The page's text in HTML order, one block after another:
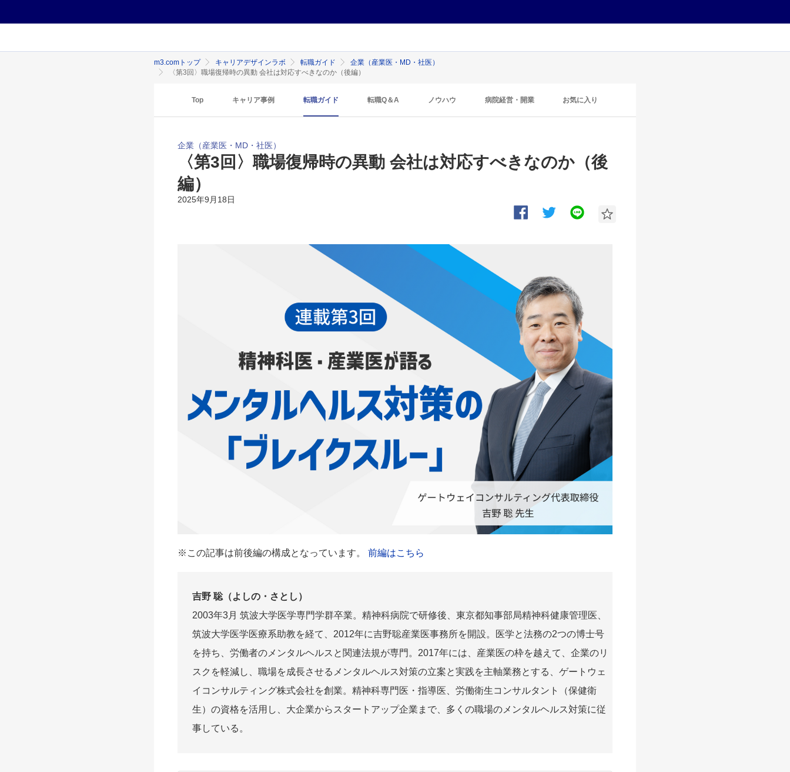
m3.comトップ キャリアデザインラボ 転職ガイド
企業（産業医・MD・社医）
〈第3回〉職場復帰時の異動 会社は対応すべきなのか（後編）
Top キャリア事例 転職ガイド 転職Q＆A ノウハウ 病院経営・開業 お気に入り
企業（産業医・MD・社医）
〈第3回〉職場復帰時の異動 会社は対応すべきなのか（後
編）
2025年9月18日
※この記事は前後編の構成となっています。 前編はこちら
吉野 聡（よしの・さとし）
2003年3月 筑波大学医学専門学群卒業。精神科病院で研修後、東京都知事部局精神科健康管理医、
筑波大学医学医療系助教を経て、2012年に吉野聡産業医事務所を開設。医学と法務の2つの博士号
を持ち、労働者のメンタルヘルスと関連法規が専門。2017年には、産業医の枠を越えて、企業のリ
スクを軽減し、職場を成長させるメンタルヘルス対策の立案と実践を主軸業務とする、ゲートウェ
イコンサルティング株式会社を創業。精神科専門医・指導医、労働衛生コンサルタント（保健衛
生）の資格を活用し、大企業からスタートアップ企業まで、多くの職場のメンタルヘルス対策に従
事している。